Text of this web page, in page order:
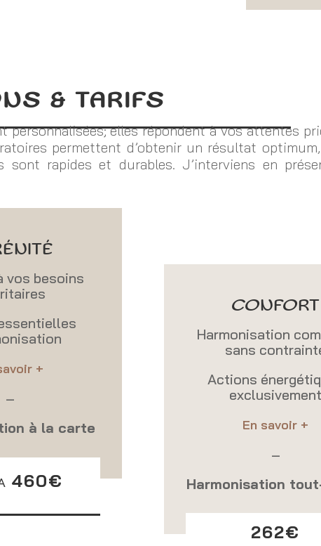
& TARIFS
personnalisées; elles répondent à vos attentes
permettent d’obtenir un résultat
rapides et durables. J’interviens en
vos besoins
+
–
à la carte
460€
CONFORT
Harmonisation
sans
Actions
exclusivement
En savoir +
–
Harmonisation
262€